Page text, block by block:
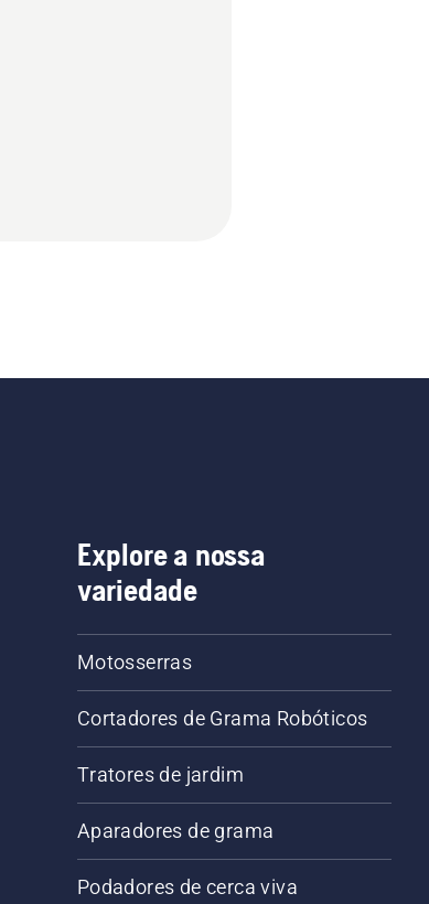
Explore a nossa
variedade
Motosserras
Cortadores de Grama Robóticos
Tratores de jardim
Aparadores de grama
Podadores de cerca viva